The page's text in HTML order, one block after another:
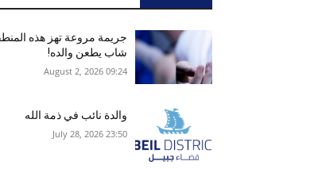
جريمة مروعة تهز هذه
شاب يطعن والده!
09:24 2026 ,August 2
والدة نائب في ذمة الله
23:50 2026 ,July 28